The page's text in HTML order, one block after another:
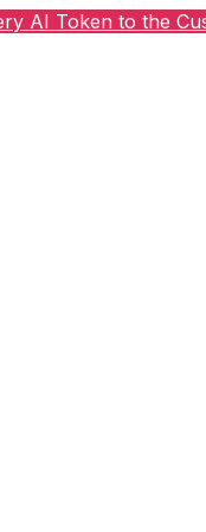
AI Token to the